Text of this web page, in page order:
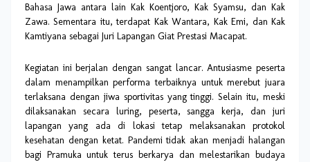
Bahasa Jawa antara lain Kak Koentjoro, Kak Syamsu, dan Kak
Zawa. Sementara itu, terdapat Kak Wantara, Kak Emi, dan Kak
Kamtiyana sebagai Juri Lapangan Giat Prestasi Macapat.
Kegiatan ini berjalan dengan sangat lancar. Antusiasme peserta
dalam menampilkan performa terbaiknya untuk merebut juara
terlaksana dengan jiwa sportivitas yang tinggi. Selain itu, meski
dilaksanakan secara luring, peserta, sangga kerja, dan juri
lapangan yang ada di lokasi tetap melaksanakan protokol
kesehatan dengan ketat. Pandemi tidak akan menjadi halangan
bagi Pramuka untuk terus berkarya dan melestarikan budaya